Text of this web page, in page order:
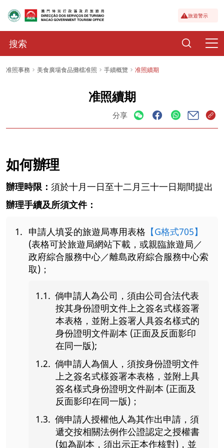
旅遊警示
准照事務 美食廣場食品攤檔准照 手續概覽 准照續期
准照續期
分享
如何辦理
辦理時限： 須於十月一日至十二月三十一日期間提出
辦理手續及所須文件：
申請人填妥的旅遊局專用表格 【G格式705】
(表格可於旅遊局網站下載，或親臨旅遊局／
政府綜合服務中心／離島政府綜合服務中心索
取)；
倘申請人為公司，須由公司合法代表
按其身份證明文件上之簽名式樣簽署
本表格，並附上簽署人具簽名樣式的
身份證明文件副本 (正面及反面影印
在同一版);
倘申請人為個人，須按身份證明文件
上之簽名式樣簽署本表格，並附上具
簽名樣式身份證明文件副本 (正面及
反面影印在同一版)；
倘申請人授權他人為其作出申請，須
遞交按相關法例作公證認定之授權書
(如為副本，須出示正本作核對)，並